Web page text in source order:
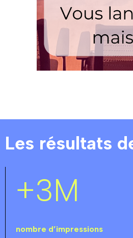
Les résultats
+3M
nombre d’impressions